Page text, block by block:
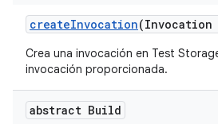
createInvocation
Crea una invocación en Test
invocación proporcionada.
abstract Build